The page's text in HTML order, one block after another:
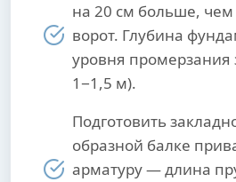
на 20 см больше,
ворот. Глубина
уровня промерзания
1−1,5 м).
Подготовить
образной балке
арматуру — длина